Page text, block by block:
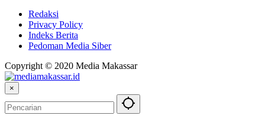
Redaksi
Privacy Policy
Indeks Berita
Pedoman Media Siber
Copyright © 2020 Media Makassar
×